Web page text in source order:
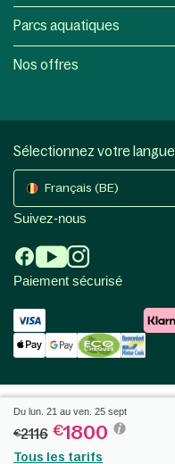
Du lun. 21 au ven. 25 sept
€2116 €1800
Tous les tarifs
Parcs aquatiques
Nos offres
Sélectionnez votre langue
Français (BE)
Suivez-nous
Paiement sécurisé